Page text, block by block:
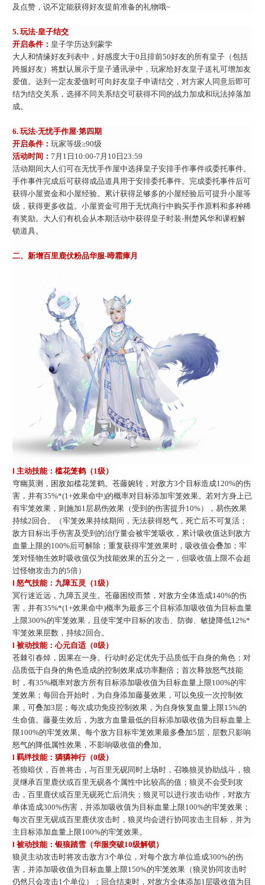
及点赞，说不定能获得好友提前准备的礼物哦~
5. 玩法-皇子结交
开启条件： 皇子学历达到蒙学
大人和情缘好友列表中，好感度大于0且排前50好友的所有皇子（包括
跨服好友）将默认展示于皇子通讯录中，玩家给好友皇子送礼可增加友
爱值。达到一定友爱值时可向好友皇子申请结交，对方家人同意后即可
结为结交关系，选择不同关系结交可获得不同的战力加成和玩法掉落加
成。
6. 玩法-无忧手作屋·第四期
开启条件： 玩家等级≥90级
活动时间： 7月1日10:00-7月10日23:59
活动期间大人们可在无忧手作屋中选择皇子安排手作事件或委托事件。
手作事件完成后可获得成品道具用于安排委托事件。完成委托事件后可
获得小屋资金和小屋经验。累计获得足够多的小屋经验后可提升小屋等
级，获得更多收益。小屋资金可用于无忧商行中购买手作原料和多种稀
有奖励。大人们有机会从本期活动中获得皇子时装-荆楚风华和课程解
锁道具。
二、 新增百里鹿伏粉品华服-啼霜瘴月
l 主动技能：槛花笼鹤（1级）
穹幽莫测，困敌如槛花笼鹤。苍藤婉转，对敌方3个目标造成120%的伤
害，并有35%*(1+效果命中)的概率对目标添加牢笼效果。若对方身上已
有牢笼效果，则施加1层易伤效果（受到的伤害提升10%），易伤效果
持续2回合。（牢笼效果持续期间，无法获得怒气，死亡后不可复活；
敌方目标出手伤害及受到的治疗量会被牢笼吸收，累计吸收值达到敌方
血量上限的100%后可解除；重复获得牢笼效果时，吸收值会叠加；牢
笼对怪物生效时吸收值仅为技能效果的五分之一，但吸收值上限不会超
过怪物攻击力的5倍）
l 怒气技能：九障五灵（1级）
冥行迷近远，九障五灵生。苍藤困绞而禁，对敌方全体造成140%的伤
害，并有35%*(1+效果命中)概率为最多三个目标添加吸收值为目标血量
上限300%的牢笼效果，且使牢笼中目标的攻击、防御、敏捷降低12%*
牢笼效果层数，持续2回合。
l 被动技能：心元自适（0级）
苍棘引春焯，因果在一身。行动时必定优先于品质低于自身的角色；对
品质低于自身的角色造成的控制效果成功率翻倍；首次释放怒气技能
时，有35%概率对敌方所有目标添加吸收值为目标血量上限100%的牢
笼效果；每回合开始时，为自身添加藤蔓效果，可以免疫一次控制效
果，可叠加3层；每次成功免疫控制效果，为自身恢复血量上限15%的
生命值。藤蔓生效后，为敌方血量最低的目标添加吸收值为目标血量上
限100%的牢笼效果。每个敌方目标牢笼效果最多叠加5层，层数只影响
怒气的降低属性效果，不影响吸收值的叠加。
l 羁绊技能：獜獜神行（0级）
苍狼暗伏，百兽将击，与百里无砚同时上场时，召唤狼灵协助战斗，狼
灵继承百里鹿伏或百里无砚各个属性中比较高的值；狼灵不会受到攻
击，百里鹿伏或百里无砚死亡后消失；狼灵可以进行攻击动作，对敌方
单体造成300%伤害，并添加吸收值为目标血量上限100%的牢笼效果；
每次百里无砚或百里鹿伏攻击时，狼灵均会进行协同攻击主目标，并为
主目标添加血量上限100%的牢笼效果。
l 被动技能：银狼踏雪（华服突破10级解锁）
狼灵主动攻击时将攻击敌方3个单位，对每个敌方单位造成300%的伤
害，并添加吸收值为目标血量上限150%的牢笼效果（狼灵协同攻击时
仍然只会攻击1个单位）；回合结束时，对敌方全体添加1层吸收值为目